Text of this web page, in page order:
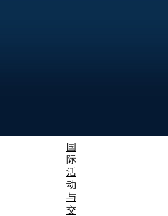
国
际
活
动
与
交